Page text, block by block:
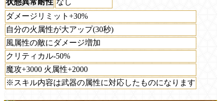
状態異常耐性 なし
ダメージリミット+30%
自分の火属性が大アップ(30秒)
風属性の敵にダメージ増加
クリティカル-50%
魔攻+3000 火属性+2000
※スキル内容は武器の属性に対応したものになります